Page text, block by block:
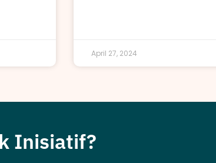
April 27, 2024
Inisiatif?